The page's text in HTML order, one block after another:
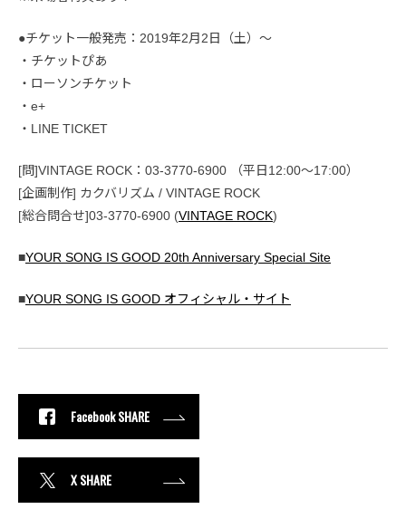
●チケット一般発売：2019年2月2日（土）〜
・チケットぴあ
・ローソンチケット
・e+
・LINE TICKET
[問]VINTAGE ROCK：03-3770-6900 （平日12:00～17:00）
[企画制作] カクバリズム / VINTAGE ROCK
[総合問合せ]03-3770-6900 (VINTAGE ROCK)
■YOUR SONG IS GOOD 20th Anniversary Special Site
■YOUR SONG IS GOOD オフィシャル・サイト
Facebook SHARE
X SHARE